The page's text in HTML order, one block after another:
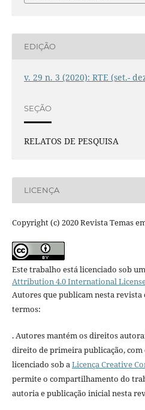
EDIÇÃO
v. 29 n. 3 (2020): RTE (set.-
SEÇÃO
RELATOS DE PESQUISA
LICENÇA
Copyright (c) 2020 Revista Temas
Este trabalho está licenciado sob
Attribution 4.0 International
Autores que publicam nesta revista
termos:
. Autores mantém os direitos
direito de primeira publicação,
licenciado sob aLicença Creative
permite o compartilhamento do
autoria e publicação inicial nesta